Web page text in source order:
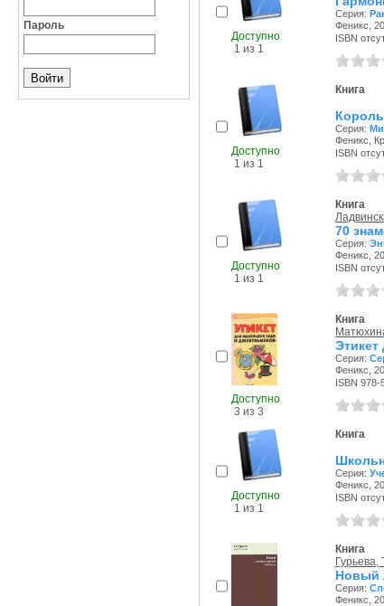
Пароль
Доступно
1 из 1
Серия:
Феникс,
ISBN
Доступно
1 из 1
Книга
Серия:
Феникс,
ISBN
Доступно
1 из 1
Книга
70
Серия:
Феникс,
ISBN
Доступно
3 из 3
Книга
Серия:
Феникс,
ISBN 978-
Доступно
1 из 1
Книга
Серия:
Феникс,
ISBN
Книга
Гурьева,
Новый
Серия:
Феникс,